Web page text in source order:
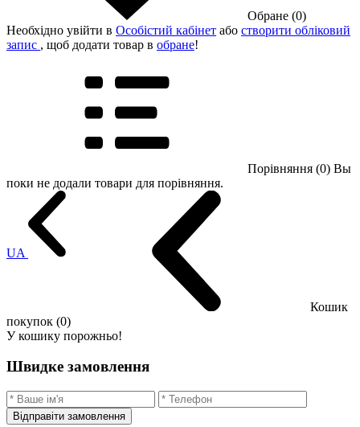
Обране (0)
Необхідно увійти в Особістий кабінет або створити обліковий
запис , щоб додати товар в обране!
Порівняння (0) Вы
поки не додали товари для порівняння.
UA
Кошик
покупок (0)
У кошику порожньо!
Швидке замовлення
Відправіти замовлення